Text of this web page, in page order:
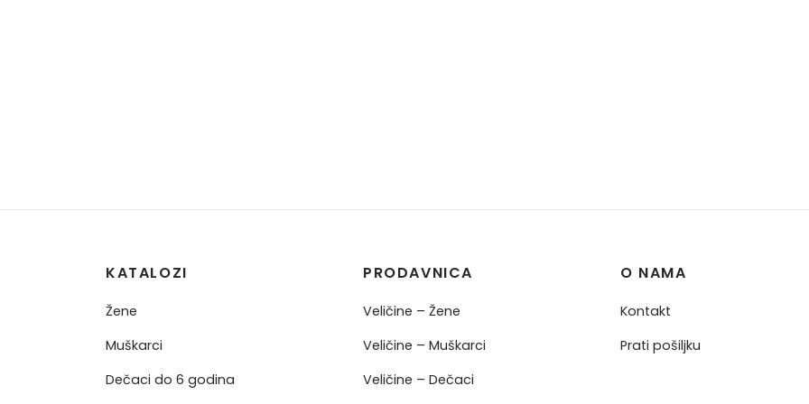
KATALOZI
Žene
Muškarci
Dečaci do 6 godina
PRODAVNICA
Veličine – Žene
Veličine – Muškarci
Veličine – Dečaci
O NAMA
Kontakt
Prati pošiljku